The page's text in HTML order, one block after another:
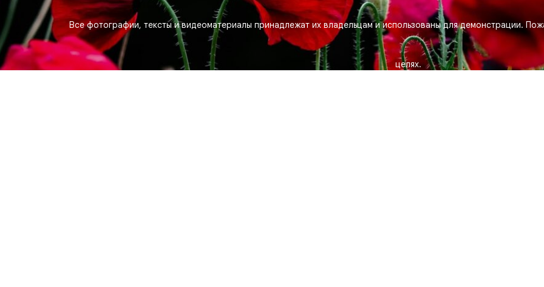
Все фотографии, тексты и видеоматериалы принадлежат их владельцам и использованы для демонстрации.
целях.